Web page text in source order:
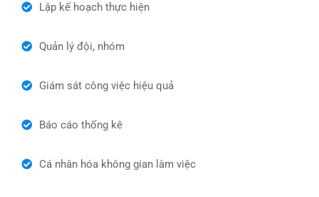
Lập kế hoạch thực hiện
Quản lý đội, nhóm
Giám sát công việc hiệu quả
Báo cáo thống kê
Cá nhân hóa không gian làm việc